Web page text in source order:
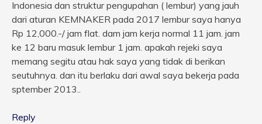
Indonesia dan struktur pengupahan ( lembur) yang jauh
dari aturan KEMNAKER pada 2017 lembur saya hanya
Rp 12,000.-/ jam flat. dam jam kerja normal 11 jam. jam
ke 12 baru masuk lembur 1 jam. apakah rejeki saya
memang segitu atau hak saya yang tidak di berikan
seutuhnya. dan itu berlaku dari awal saya bekerja pada
sptember 2013..
Reply